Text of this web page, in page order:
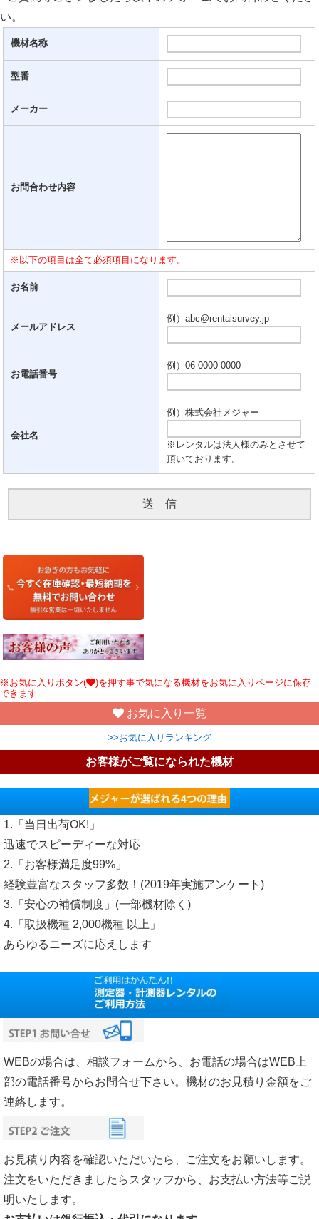
い。
機材名称
型番
メーカー
お問合わせ内容
※以下の項目は全て必須項目になります。
お名前
メールアドレス
例）abc@rentalsurvey.jp
お電話番号
例）06-0000-0000
会社名
例）株式会社メジャー
※レンタルは法人様のみとさせて
頂いております。
※お気に入りボタン(
)を押す事で気になる機材をお気に入りページに保存
できます
お気に入り一覧
>>お気に入りランキング
お客様がご覧になられた機材
1.「当日出荷OK!」
迅速でスピーディーな対応
2.「お客様満足度99%」
経験豊富なスタッフ多数！(2019年実施アンケート)
3.「安心の補償制度」(一部機材除く)
4.「取扱機種 2,000機種 以上」
あらゆるニーズに応えします
WEBの場合は、相談フォームから、お電話の場合はWEB上
部の電話番号からお問合せ下さい。機材のお見積り金額をご
連絡します。
お見積り内容を確認いただいたら、ご注文をお願いします。
注文をいただきましたらスタッフから、お支払い方法等ご説
明いたします。